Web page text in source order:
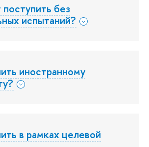
без
испытаний?
иностранному
в рамках целевой